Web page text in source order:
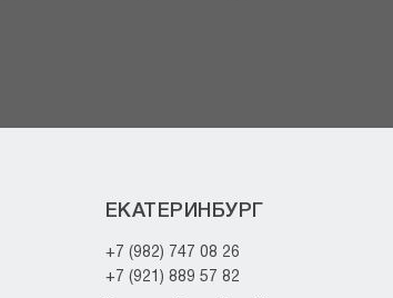
ЕКАТЕРИНБУРГ
+7 (982) 747 08 26
+7 (921) 889 57 82